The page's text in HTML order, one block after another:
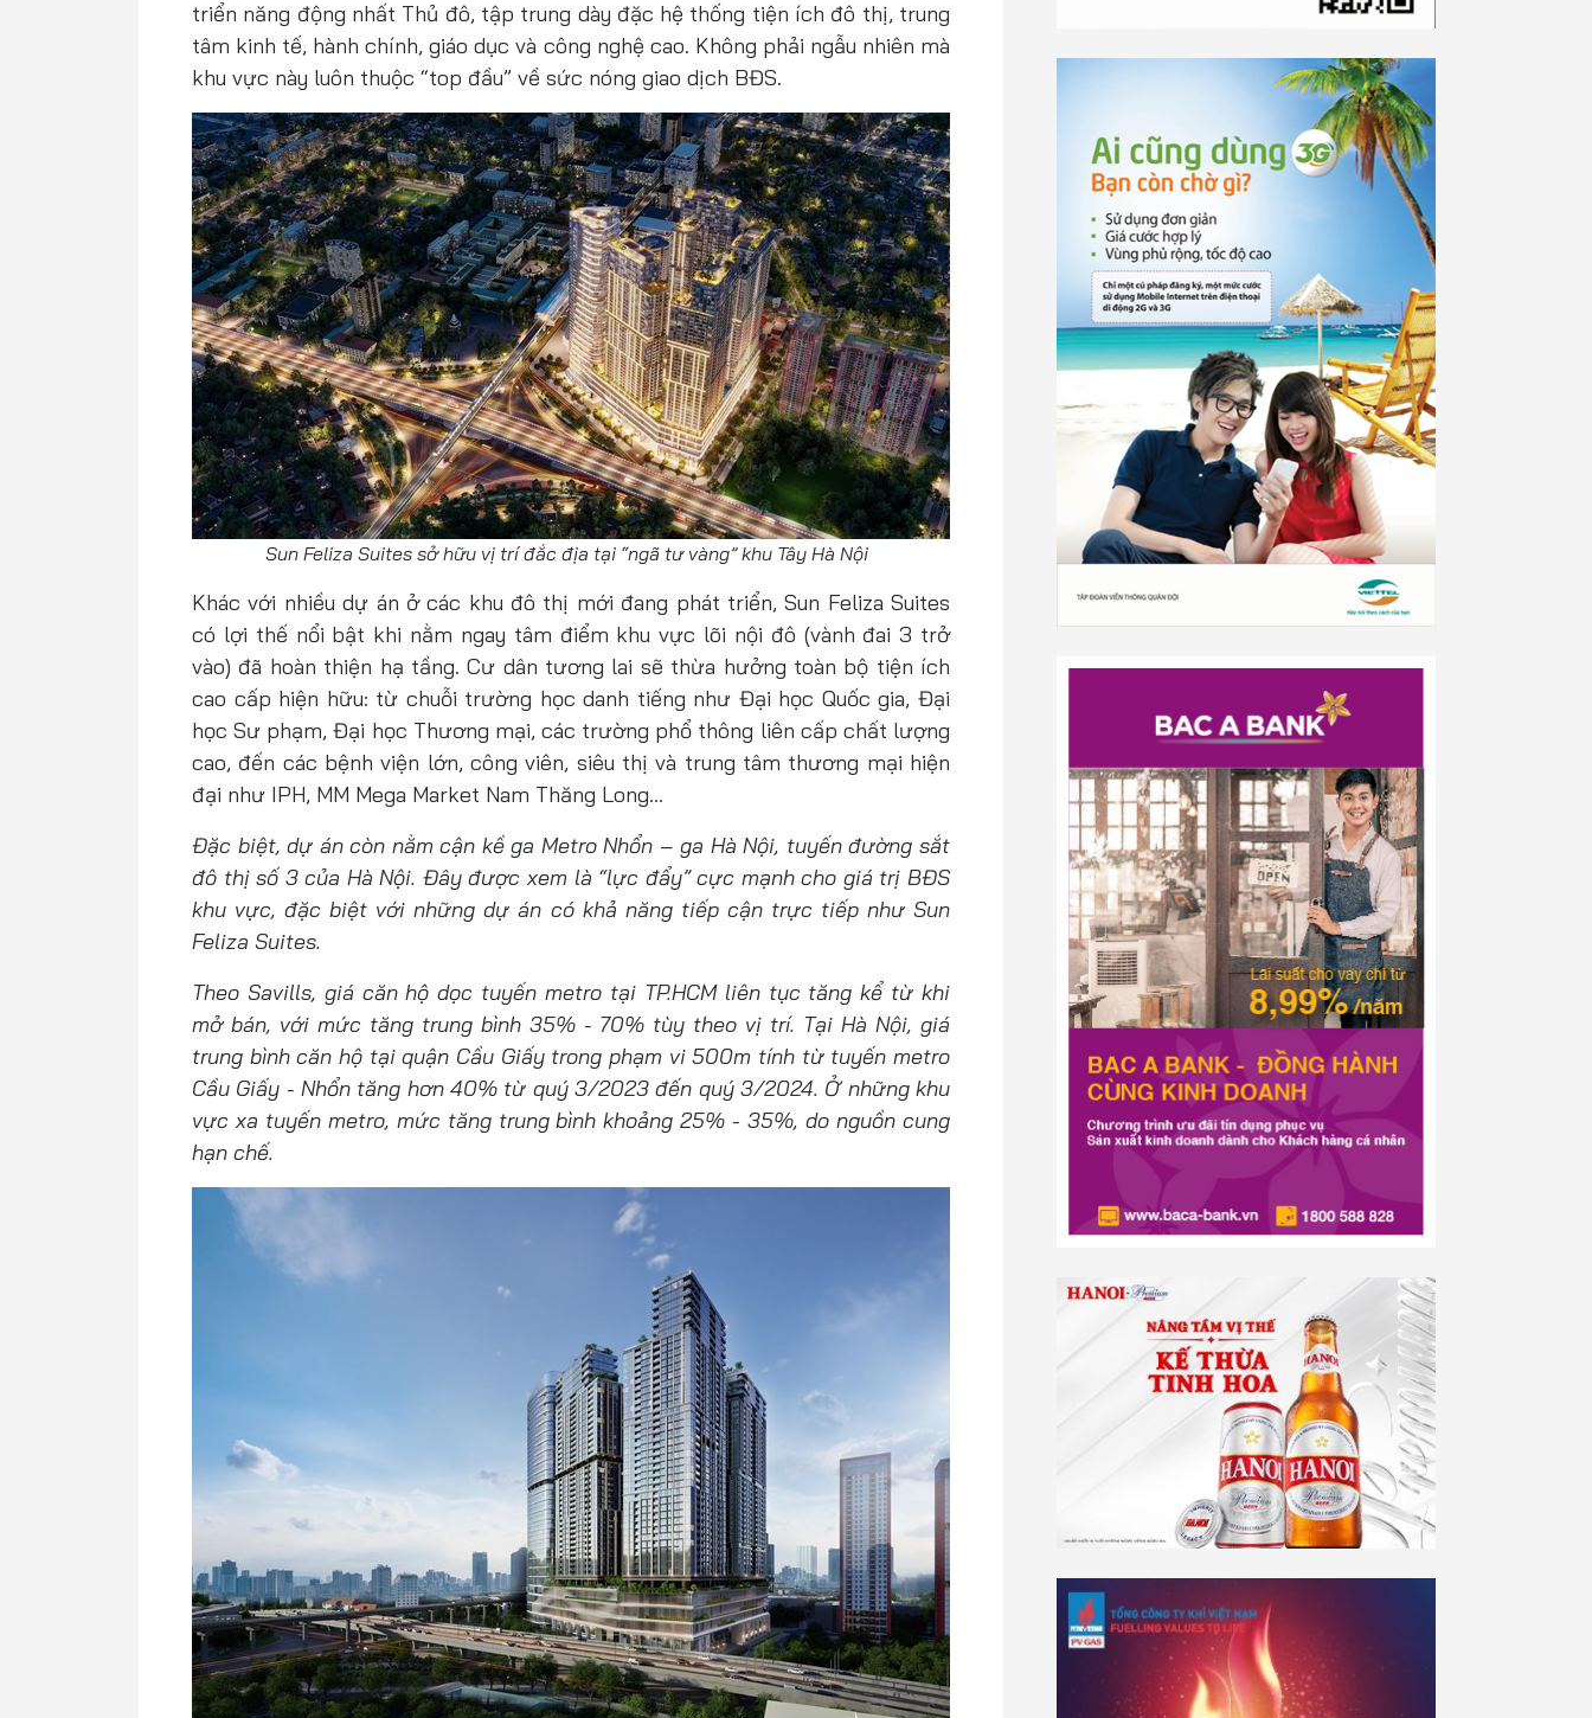
triển năng động nhất Thủ đô, tập trung dày đặc hệ thống tiện ích đô thị, trung
tâm kinh tế, hành chính, giáo dục và công nghệ cao. Không phải ngẫu nhiên mà
khu vực này luôn thuộc “top đầu” về sức nóng giao dịch BĐS.
Sun Feliza Suites sở hữu vị trí đắc địa tại “ngã tư vàng” khu Tây Hà Nội
Khác với nhiều dự án ở các khu đô thị mới đang phát triển, Sun Feliza Suites
có lợi thế nổi bật khi nằm ngay tâm điểm khu vực lõi nội đô (vành đai 3 trở
vào) đã hoàn thiện hạ tầng. Cư dân tương lai sẽ thừa hưởng toàn bộ tiện ích
cao cấp hiện hữu: từ chuỗi trường học danh tiếng như Đại học Quốc gia, Đại
học Sư phạm, Đại học Thương mại, các trường phổ thông liên cấp chất lượng
cao, đến các bệnh viện lớn, công viên, siêu thị và trung tâm thương mại hiện
đại như IPH, MM Mega Market Nam Thăng Long…
Đặc biệt, dự án còn nằm cận kề ga Metro Nhổn – ga Hà Nội, tuyến đường sắt
đô thị số 3 của Hà Nội. Đây được xem là “lực đẩy” cực mạnh cho giá trị BĐS
khu vực, đặc biệt với những dự án có khả năng tiếp cận trực tiếp như Sun
Feliza Suites.
Theo Savills, giá căn hộ dọc tuyến metro tại TP.HCM liên tục tăng kể từ khi
mở bán, với mức tăng trung bình 35% - 70% tùy theo vị trí. Tại Hà Nội, giá
trung bình căn hộ tại quận Cầu Giấy trong phạm vi 500m tính từ tuyến metro
Cầu Giấy - Nhổn tăng hơn 40% từ quý 3/2023 đến quý 3/2024. Ở những khu
vực xa tuyến metro, mức tăng trung bình khoảng 25% - 35%, do nguồn cung
hạn chế.